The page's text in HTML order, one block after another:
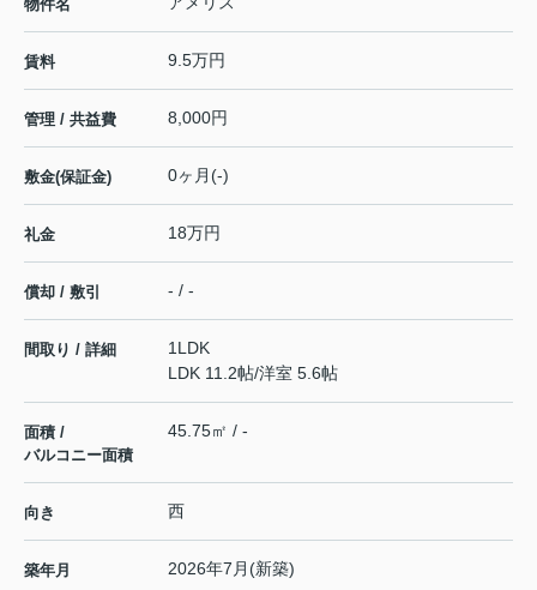
物件名
賃料 9.5万円
管理 / 共益費 8,000円
敷金(保証金) 0ヶ月(-)
礼金 18万円
償却 / 敷引 - / -
間取り / 詳細
1LDK
LDK 11.2帖/洋室 5.6帖
面積 /
バルコニー面積
45.75㎡ / -
向き 西
築年月 2026年7月(新築)